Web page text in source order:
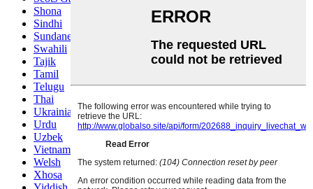
Shona
Sindhi
Sundanese
Swahili
Tajik
Tamil
Telugu
Thai
Ukrainian
Urdu
Uzbek
Vietnamese
Welsh
Xhosa